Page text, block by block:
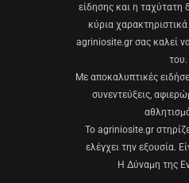
είδησης και η ταχύτατη
κύρια
agriniosite.gr σας καλεί
του.
Με αποκαλυπτικές
συνεντεύξεις,
Το agriniosite.gr
ελέγχει την εξουσία.
Η Δύναμη της